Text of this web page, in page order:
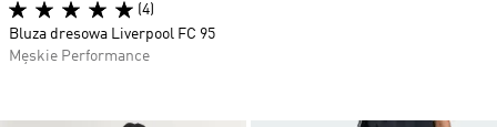
(4)
Bluza dresowa Liverpool FC 95
Męskie Performance